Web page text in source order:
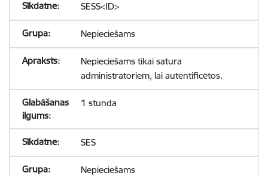
SESS<ID>
Nepieciešams
Nepieciešams tikai satura
administratoriem, lai autentificētos.
1 stunda
SES
Nepieciešams